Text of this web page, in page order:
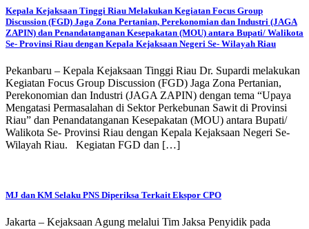
Kepala Kejaksaan Tinggi Riau Melakukan Kegiatan Focus Group
Discussion (FGD) Jaga Zona Pertanian, Perekonomian dan Industri (JAGA
ZAPIN) dan Penandatanganan Kesepakatan (MOU) antara Bupati/ Walikota
Se- Provinsi Riau dengan Kepala Kejaksaan Negeri Se- Wilayah Riau
Pekanbaru – Kepala Kejaksaan Tinggi Riau Dr. Supardi melakukan
Kegiatan Focus Group Discussion (FGD) Jaga Zona Pertanian,
Perekonomian dan Industri (JAGA ZAPIN) dengan tema “Upaya
Mengatasi Permasalahan di Sektor Perkebunan Sawit di Provinsi
Riau” dan Penandatanganan Kesepakatan (MOU) antara Bupati/
Walikota Se- Provinsi Riau dengan Kepala Kejaksaan Negeri Se-
Wilayah Riau. Kegiatan FGD dan […]
MJ dan KM Selaku PNS Diperiksa Terkait Ekspor CPO
Jakarta – Kejaksaan Agung melalui Tim Jaksa Penyidik pada